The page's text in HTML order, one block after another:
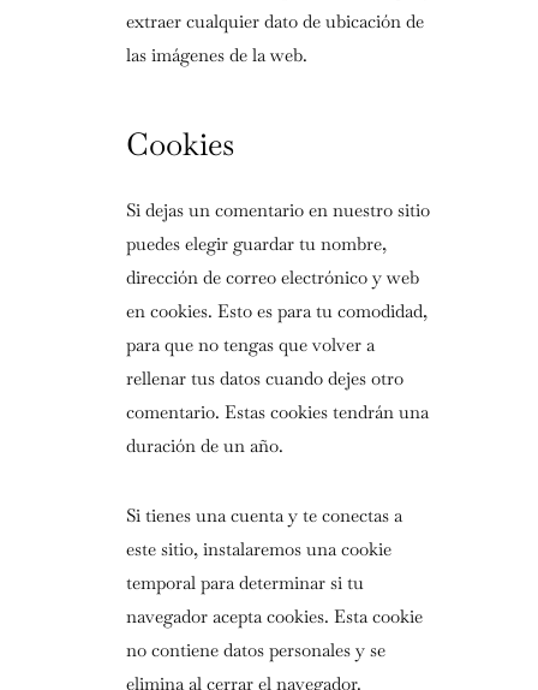
extraer cualquier dato de ubicación de
las imágenes de la web.
Cookies
Si dejas un comentario en nuestro sitio
puedes elegir guardar tu nombre,
dirección de correo electrónico y web
en cookies. Esto es para tu comodidad,
para que no tengas que volver a
rellenar tus datos cuando dejes otro
comentario. Estas cookies tendrán una
duración de un año.
Si tienes una cuenta y te conectas a
este sitio, instalaremos una cookie
temporal para determinar si tu
navegador acepta cookies. Esta cookie
no contiene datos personales y se
elimina al cerrar el navegador.